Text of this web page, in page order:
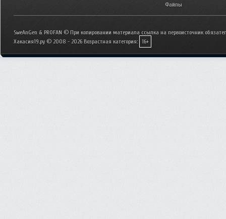
Файлы
SweAnGen & PROFAN © При копировании материала ссылка на первоисточник
Хакасия19.ру © 2008 - 2026 Возрастная категория: 16+